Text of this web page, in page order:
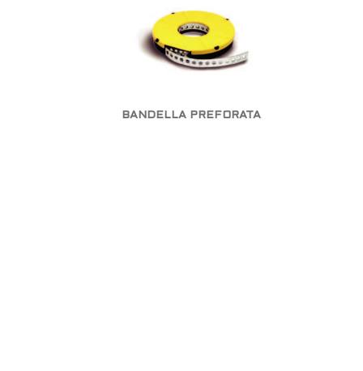
BANDELLA PREFORATA